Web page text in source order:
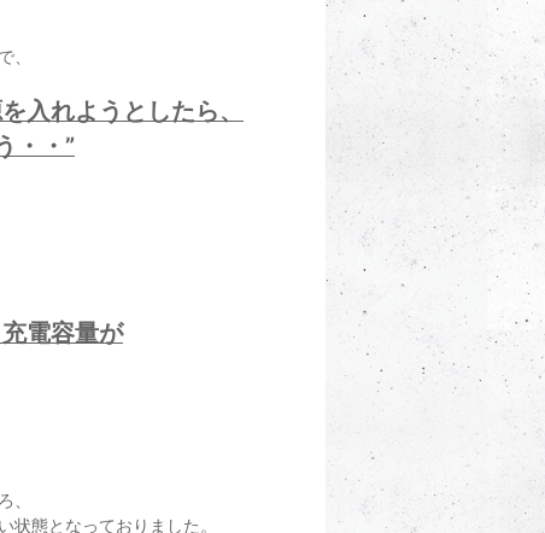
、
入れようとしたら、
・・”
電容量が
、
態となっておりました。